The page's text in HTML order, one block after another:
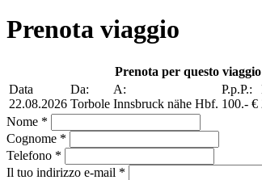
Prenota viaggio
Prenota per questo
Data
22.08.2026
Da:
Torbole
A:
Innsbruck nähe Hbf.
P.p.P.:
100.- €
Nome *
Cognome *
Telefono *
Il tuo indirizzo e-mail *